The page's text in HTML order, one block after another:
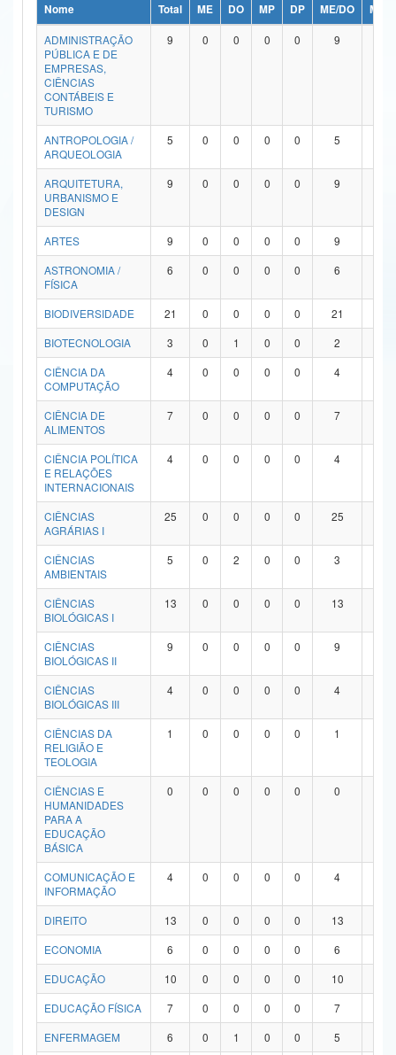
Ministério da Ciência, Tecnologia, Inovações e Comunicações
Ministério do Meio Ambiente
Ministério do Turismo
Ministério do Desenvolvimento Regional
Controladoria-Geral da União
Ministério da Mulher, da Família e dos Direitos Humanos
Secretaria de Governo
Advocacia-Geral da União
Banco Central do Brasil
Nome Total ME DO MP DP ME/DO
MP/
ADMINISTRAÇÃO
PÚBLICA E DE
EMPRESAS,
CIÊNCIAS
CONTÁBEIS E
TURISMO
9 0 0 0 0 9
ANTROPOLOGIA /
ARQUEOLOGIA
5 0 0 0 0 5
ARQUITETURA,
URBANISMO E
DESIGN
9 0 0 0 0 9
ARTES 9 0 0 0 0 9
ASTRONOMIA /
FÍSICA
6 0 0 0 0 6
BIODIVERSIDADE 21 0 0 0 0 21
BIOTECNOLOGIA
3 0 1 0 0 2
CIÊNCIA DA
COMPUTAÇÃO
4 0 0 0 0 4
CIÊNCIA DE
ALIMENTOS
7 0 0 0 0 7
CIÊNCIA POLÍTICA
E RELAÇÕES
INTERNACIONAIS
4 0 0 0 0 4
CIÊNCIAS
AGRÁRIAS I
25 0 0 0 0 25
CIÊNCIAS
AMBIENTAIS
5 0 2 0 0 3
CIÊNCIAS
BIOLÓGICAS I
13 0 0 0 0 13
CIÊNCIAS
BIOLÓGICAS II
9 0 0 0 0 9
CIÊNCIAS
BIOLÓGICAS III
4 0 0 0 0 4
CIÊNCIAS DA
RELIGIÃO E
TEOLOGIA
1 0 0 0 0 1
CIÊNCIAS E
HUMANIDADES
PARA A
EDUCAÇÃO
BÁSICA
0 0 0 0 0 0
COMUNICAÇÃO E
INFORMAÇÃO
4 0 0 0 0 4
DIREITO 13 0 0 0 0 13
ECONOMIA
6 0 0 0 0 6
EDUCAÇÃO
10 0 0 0 0 10
EDUCAÇÃO FÍSICA
7 0 0 0 0 7
ENFERMAGEM
6 0 1 0 0 5